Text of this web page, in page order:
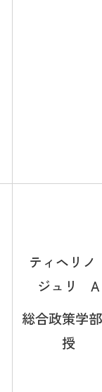
ティヘリ
ジュリ A
総合政策学
授